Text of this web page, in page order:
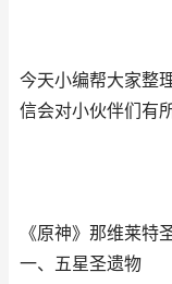
今天小编帮大家整
信会对小伙伴们有
《原神》那维莱特
一、五星圣遗物